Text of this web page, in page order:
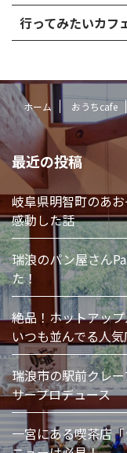
行ってみたいカフ
ホーム おうちcafe
最近の投稿
岐阜県明智町のあ
感動した話
瑞浪のパン屋さん
た！
絶品！ホットアッ
いつも並んでる人気
瑞浪市の駅前クレ
サープロデュース
一宮にある喫茶店